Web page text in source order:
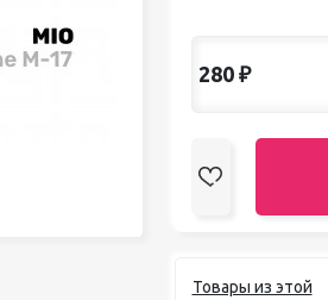
Средства для кислотного и
щелочного педикюра
280 ₽
Товары из этой